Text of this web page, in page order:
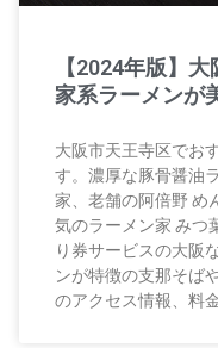
【2024年版】
家系ラーメンが
大阪市天王寺区でお
す。濃厚な豚骨醤油
家、老舗の阿倍野 め
気のラーメン家 みつ
り券サービスの大阪
ンが特徴の支那そば
のアクセス情報、料